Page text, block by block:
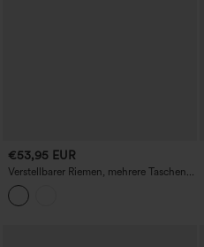
€53,95 EUR
Verstellbarer Riemen, mehrere Taschen,
gerader Bein-Cord-Freizeitoverall